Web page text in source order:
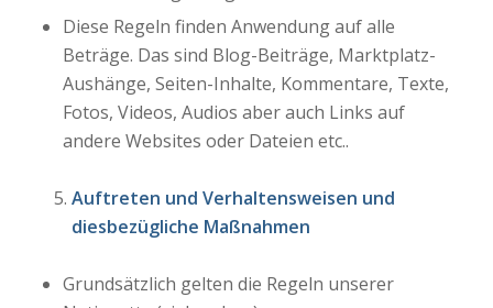
Diese Regeln finden Anwendung auf alle
Beträge. Das sind Blog-Beiträge, Marktplatz-
Aushänge, Seiten-Inhalte, Kommentare, Texte,
Fotos, Videos, Audios aber auch Links auf
andere Websites oder Dateien etc..
Auftreten und Verhaltensweisen und
diesbezügliche Maßnahmen
Grundsätzlich gelten die Regeln unserer